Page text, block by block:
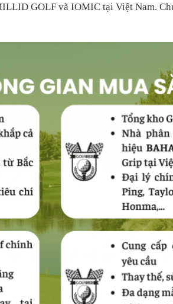
GOLF và IOMIC tại Việt Nam.